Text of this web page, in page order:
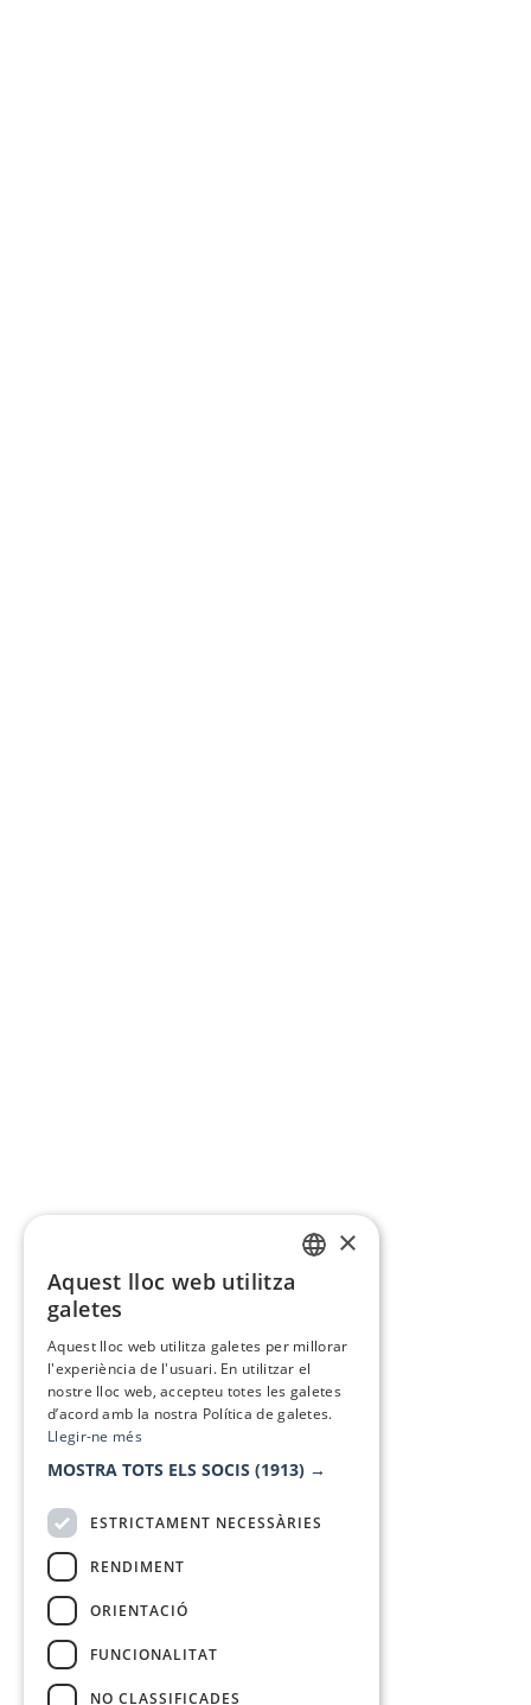
×
Aquest lloc web utilitza
galetes
Aquest lloc web utilitza galetes per millorar
l'experiència de l'usuari. En utilitzar el
nostre lloc web, accepteu totes les galetes
d’acord amb la nostra Política de galetes.
Llegir-ne més
MOSTRA TOTS ELS SOCIS (1913) →
ESTRICTAMENT NECESSÀRIES
RENDIMENT
ORIENTACIÓ
FUNCIONALITAT
NO CLASSIFICADES